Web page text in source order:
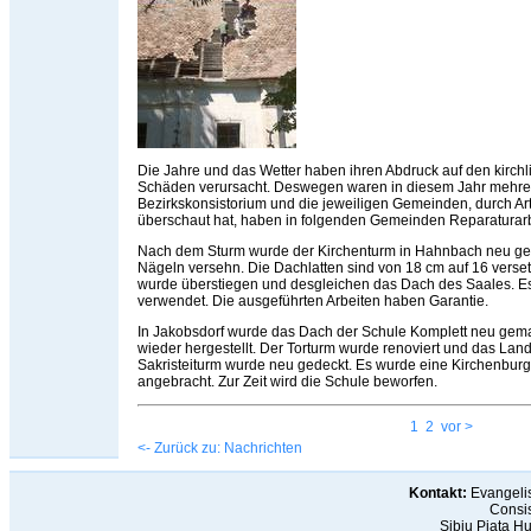
Die Jahre und das Wetter haben ihren Abdruck auf den
Schäden verursacht. Deswegen waren in diesem Jahr
Bezirkskonsistorium und die jeweiligen Gemeinden, durch
überschaut hat, haben in folgenden Gemeinden
Nach dem Sturm wurde der Kirchenturm in Hahnbach neu
Nägeln versehn. Die Dachlatten sind von 18 cm auf 16
wurde überstiegen und desgleichen das Dach des Saales.
verwendet. Die ausgeführten Arbeiten haben Garantie.
In Jakobsdorf wurde das Dach der Schule Komplett neu
wieder hergestellt. Der Torturm wurde renoviert und das
Sakristeiturm wurde neu gedeckt. Es wurde eine
angebracht. Zur Zeit wird die Schule beworfen.
1 2 vor >
<- Zurück zu: Nachrichten
Kontakt:
Sibiu Piaţa